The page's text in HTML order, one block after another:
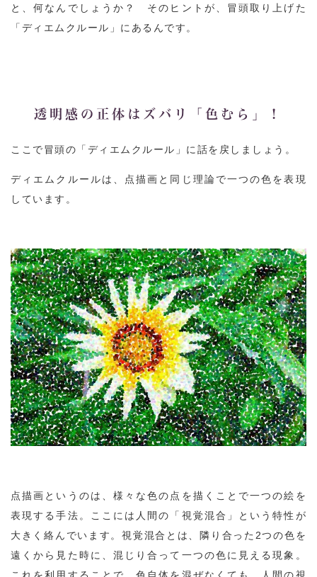
と、何なんでしょうか？ そのヒントが、冒頭取り上げた
「ディエムクルール」にあるんです。
透明感の正体はズバリ「色むら」！
ここで冒頭の「ディエムクルール」に話を戻しましょう。
ディエムクルールは、点描画と同じ理論で一つの色を表現
しています。
点描画というのは、様々な色の点を描くことで一つの絵を
表現する手法。ここには人間の「視覚混合」という特性が
大きく絡んでいます。視覚混合とは、隣り合った2つの色を
遠くから見た時に、混じり合って一つの色に見える現象。
これを利用することで、色自体を混ぜなくても、人間の視